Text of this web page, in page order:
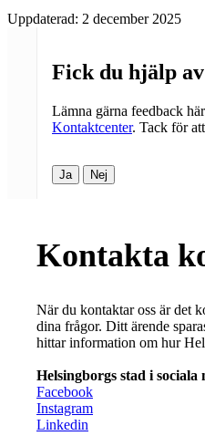
Uppdaterad: 2 december 2025
Fick du hjälp
Lämna gärna feedback
Kontaktcenter. Tack för
Ja Nej
Kontakta
När du kontaktar oss är det
dina frågor. Ditt ärende
hittar information om hur
Helsingborgs stad i sociala
Facebook
Instagram
Linkedin